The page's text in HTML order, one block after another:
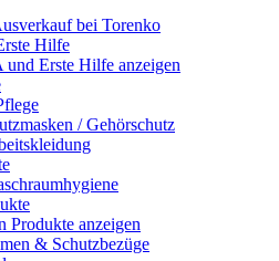
bei Torenko
Hilfe
und Erste Hilfe anzeigen
/ Gehörschutz
Produkte anzeigen
& Schutzbezüge